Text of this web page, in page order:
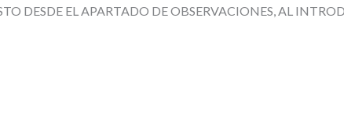
DESDE EL APARTADO DE OBSERVACIONES, AL